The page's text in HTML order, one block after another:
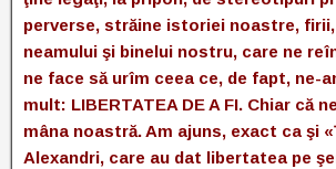
perverse, străine istoriei noastre,
neamului şi binelui nostru, care ne
ne face să urîm ceea ce, de fapt, ne-
mult: LIBERTATEA DE A FI. Chiar că
mâna noastră. Am ajuns, exact ca şi
Alexandri, care au dat libertatea pe